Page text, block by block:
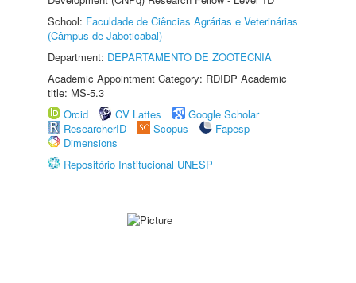
School: Faculdade de Ciências Agrárias e Veterinárias
(Câmpus de Jaboticabal)
Department: DEPARTAMENTO DE ZOOTECNIA
Academic Appointment Category: RDIDP Academic
title: MS-5.3
Orcid
CV Lattes
Google Scholar
ResearcherID
Scopus
Fapesp
Dimensions
Repositório Institucional UNESP